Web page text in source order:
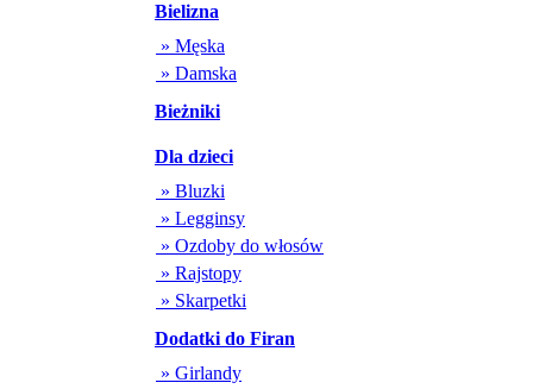
Bielizna
» Męska
» Damska
Bieżniki
Dla dzieci
» Bluzki
» Legginsy
» Ozdoby do włosów
» Rajstopy
» Skarpetki
Dodatki do Firan
» Girlandy